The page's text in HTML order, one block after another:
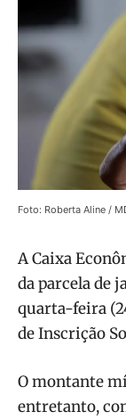
Foto: Roberta Aline /
A Caixa
da parcela de
quarta-feira
de Inscrição
O montante
entretanto,